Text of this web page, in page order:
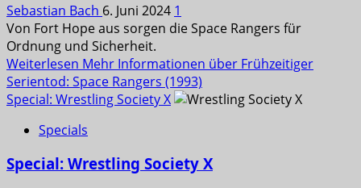
Sebastian Bach 6. Juni 2024 1
Von Fort Hope aus sorgen die Space Rangers für
Ordnung und Sicherheit.
Weiterlesen Mehr Informationen über Frühzeitiger
Serientod: Space Rangers (1993)
Special: Wrestling Society X
Specials
Special: Wrestling Society X